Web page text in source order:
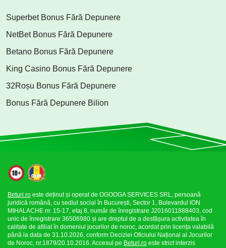
Superbet Bonus Fără Depunere
NetBet Bonus Fără Depunere
Betano Bonus Fără Depunere
King Casino Bonus Fără Depunere
32Roșu Bonus Fără Depunere
Bonus Fără Depunere Bilion
Beturi.ro este deținut și operat de OGOOGA SERVICES SRL, persoană
juridică română, cu sediul social în București, Sector 1, Bulevardul ION
MIHALACHE nr. 15-17, etaj 8, număr de înregistrare J2016011888403, cod
unic de înregistrare 36506980 și are dreptul de a desfășura activitatea în
calitate de afiliat în domeniul jocurilor de noroc, acordat prin licența valabilă
până la data de 31.10.2026, conform Deciziei Oficiului Național al Jocurilor
de Noroc, nr.1879/20.10.2016. Accesul pe Beturi.ro este strict interzis